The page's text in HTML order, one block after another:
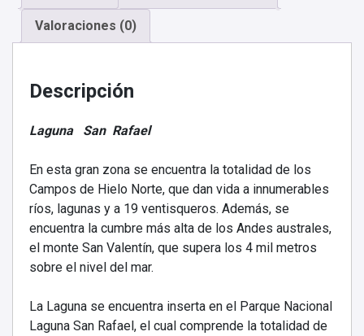
cantidad
Valoraciones (0)
Descripción
Laguna San Rafael
En esta gran zona se encuentra la totalidad de los
Campos de Hielo Norte, que dan vida a innumerables
ríos, lagunas y a 19 ventisqueros. Además, se
encuentra la cumbre más alta de los Andes australes,
el monte San Valentín, que supera los 4 mil metros
sobre el nivel del mar.
La Laguna se encuentra inserta en el Parque Nacional
Laguna San Rafael, el cual comprende la totalidad de